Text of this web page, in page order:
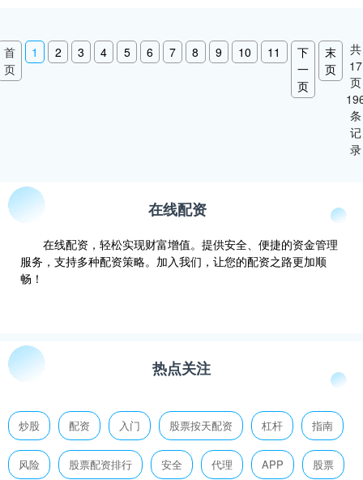
首
页
1 2 3 4 5 6 7 8 9 10 11
下
一
页
末
页
共
17
页
条
记
录
在线配资
在线配资，轻松实现财富增值。提供安全、便捷的资金管理
服务，支持多种配资策略。加入我们，让您的配资之路更加顺
畅！
热点关注
炒股 配资 入门 股票按天配资 杠杆 指南
风险 股票配资排行 安全 代理 APP 股票